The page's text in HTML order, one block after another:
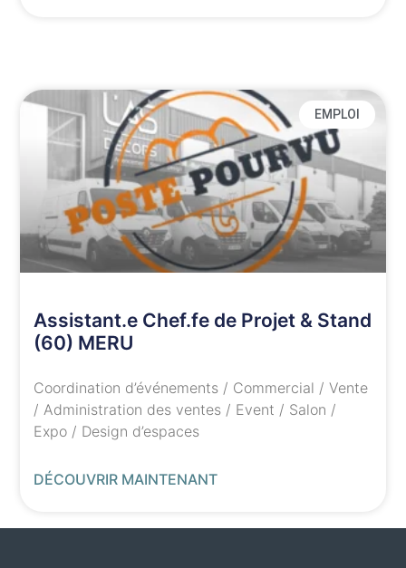
EMPLOI
Assistant.e Chef.fe de Projet & Stand
(60) MERU
Coordination d’événements / Commercial / Vente
/ Administration des ventes / Event / Salon /
Expo / Design d’espaces
DÉCOUVRIR MAINTENANT